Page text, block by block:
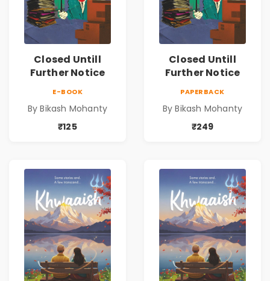
Closed Untill
Further Notice
E-BOOK
By Bikash Mohanty
₹125
Closed Untill
Further Notice
PAPERBACK
By Bikash Mohanty
₹249